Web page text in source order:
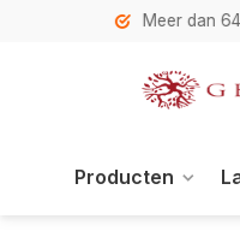
Meer dan 6459
Producten